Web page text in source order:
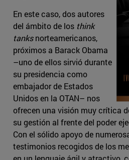
En este caso, dos autores
del ámbito de los think
tanksnorteamericanos,
próximos a Barack Obama
–uno de ellos sirvió durante
su presidencia como
embajador de Estados
Unidos en la OTAN– nos
ofrecen una visión muy crítica
su gestión al frente del poder
Con el sólido apoyo de
testimonios recogidos de los